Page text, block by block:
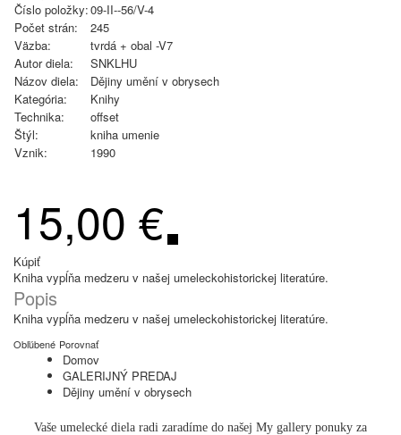
Číslo položky:09-II--56/V-4
Počet strán:
245
Väzba:
tvrdá + obal -V7
Autor diela:
SNKLHU
Názov diela:
Dějiny umění v obrysech
Kategória:
Knihy
Technika:
offset
Štýl:
kniha umenie
Vznik:
1990
15,00 €
Kúpiť
Kniha vypĺňa medzeru v našej umeleckohistorickej literatúre.
Popis
Kniha vypĺňa medzeru v našej umeleckohistorickej literatúre.
Obľúbené Porovnať
Domov
GALERIJNÝ PREDAJ
Dějiny umění v obrysech
Vaše umelecké diela radi zaradíme do našej My gallery ponuky za